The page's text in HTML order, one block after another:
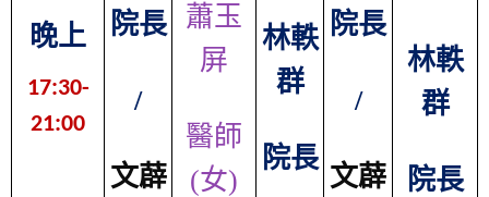
晚上
17:30-
21:00
院長
/
文薜
蕭玉
屏
醫師
(女)
林軼
群
院長
院長
/
文薜
林軼
群
院長